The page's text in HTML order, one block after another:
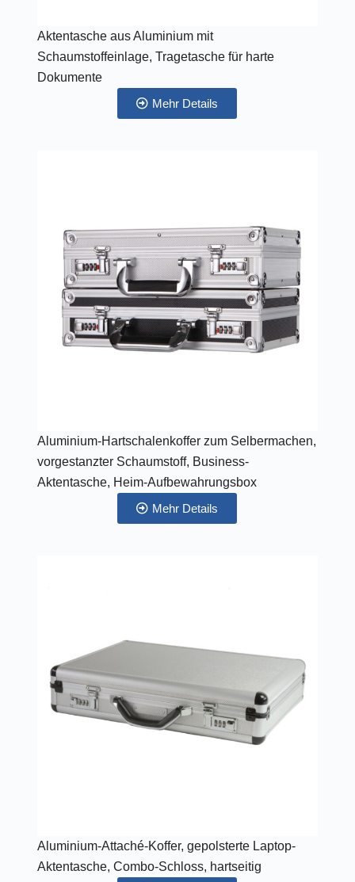
Aktentasche aus Aluminium mit
Schaumstoffeinlage, Tragetasche für harte
Dokumente
Mehr Details
Aluminium-Hartschalenkoffer zum Selbermachen,
vorgestanzter Schaumstoff, Business-
Aktentasche, Heim-Aufbewahrungsbox
Mehr Details
Aluminium-Attaché-Koffer, gepolsterte Laptop-
Aktentasche, Combo-Schloss, hartseitig